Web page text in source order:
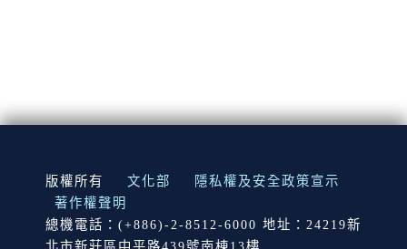
:::
版權所有 文化部
隱私權及安全政策宣示
著作權聲明
總機電話：(+886)-2-8512-6000 地址：24219新